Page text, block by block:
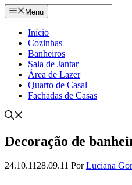
Menu
Início
Cozinhas
Banheiros
Sala de Jantar
Área de Lazer
Quarto de Casal
Fachadas de Casas
Decoração de
24.10.1128.09.11 PorLuciana